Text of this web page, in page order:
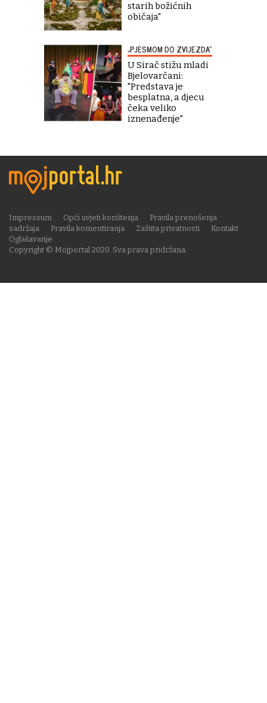
starih božićnih
običaja"
„PJESMOM DO ZVIJEZDA“
U Sirač stižu mladi
Bjelovarčani:
"Predstava je
besplatna, a djecu
čeka veliko
iznenađenje"
Copyright © Mojportal 2020. Sva prava pridržana.
Impressum Opći uvjeti korištenja
Pravila prenošenja
sadržaja
Pravila komentiranja Zaštita privatnosti
Kontakt
Oglašavanje